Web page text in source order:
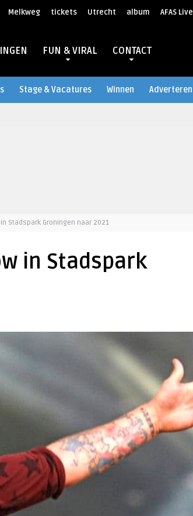
Melkweg tickets Utrecht album AFAS Live
FUN & VIRAL CONTACT
Stage & Vacatures Winnen Adverteren
Stadspark Groningen naar 2021
in Stadspark